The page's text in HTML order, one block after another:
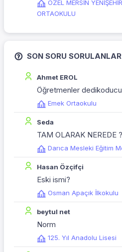
ÖZEL MERSİN
ORTAOKULU
SON SORU SORULANLAR
Ahmet EROL
Öğretmenler
Emek Ortaokulu
Seda
TAM OLARAK NEREDE ?
Darıca Mesleki Eğitim
Hasan Özçifçi
Eski ismi?
Osman Apaçık İlkokulu
beytul net
Norm
125. Yıl Anadolu Lisesi